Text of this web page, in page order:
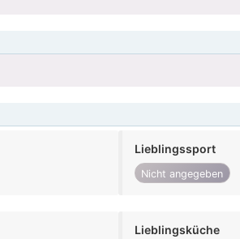
Lieblingssport
Nicht angegeben
Lieblingsküche